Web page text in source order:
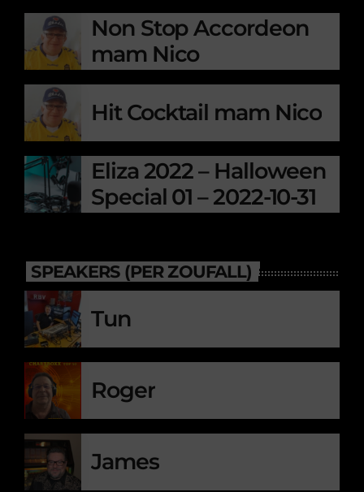
Non Stop Accordeon
mam Nico
Hit Cocktail mam Nico
Eliza 2022 – Halloween
Special 01 – 2022-10-31
SPEAKERS (PER ZOUFALL)
Tun
Roger
James